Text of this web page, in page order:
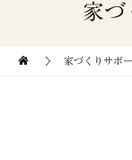
家づ
家づくりサポ